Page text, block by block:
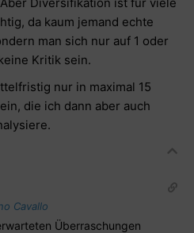
da kaum jemand echte
man sich nur auf 1 oder
Kritik sein.
nur in maximal 15
die ich dann aber auch
Cavallo
Überraschungen